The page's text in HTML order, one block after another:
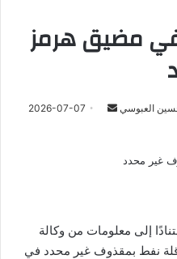
في مضيق هرمز
العبوسي
أرسل 2026-07-07
إلى معلومات من وكالة
نفط بمقذوف غير محدد في